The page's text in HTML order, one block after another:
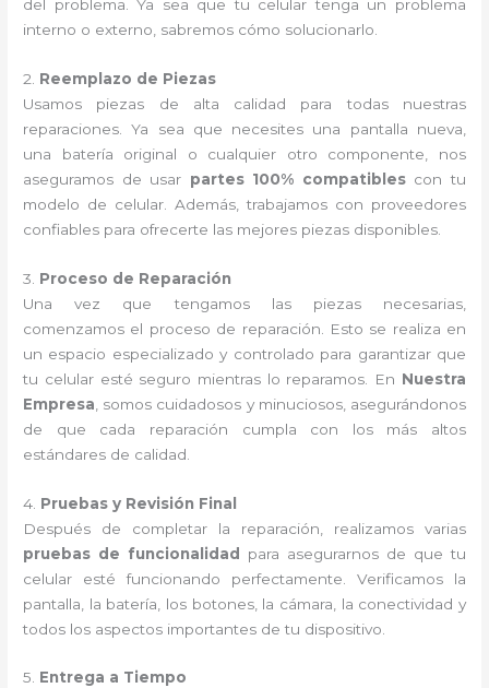
del problema. Ya sea que tu celular tenga un problema
interno o externo, sabremos cómo solucionarlo.
2. Reemplazo de Piezas
Usamos piezas de alta calidad para todas nuestras
reparaciones. Ya sea que necesites una pantalla nueva,
una batería original o cualquier otro componente, nos
aseguramos de usar partes 100% compatiblescon tu
modelo de celular. Además, trabajamos con proveedores
confiables para ofrecerte las mejores piezas disponibles.
3. Proceso de Reparación
Una vez que tengamos las piezas necesarias,
comenzamos el proceso de reparación. Esto se realiza en
un espacio especializado y controlado para garantizar que
tu celular esté seguro mientras lo reparamos. En Nuestra
Empresa , somos cuidadosos y minuciosos, asegurándonos
de que cada reparación cumpla con los más altos
estándares de calidad.
4. Pruebas y Revisión Final
Después de completar la reparación, realizamos varias
pruebas de funcionalidad para asegurarnos de que tu
celular esté funcionando perfectamente. Verificamos la
pantalla, la batería, los botones, la cámara, la conectividad y
todos los aspectos importantes de tu dispositivo.
5. Entrega a Tiempo